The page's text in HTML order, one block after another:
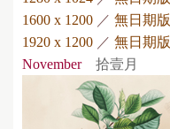
1600 x 1200 ／ 無日期版
1920 x 1200 ／ 無日期版
November 拾壹月